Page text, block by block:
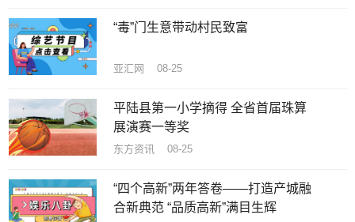
“毒”门生意带动村民致富
亚汇网 08-25
平陆县第一小学摘得 全省首届珠算
展演赛一等奖
东方资讯 08-25
“四个高新”两年答卷——打造产城融
合新典范 “品质高新”满目生辉